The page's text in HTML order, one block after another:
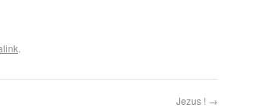
.
Jezus ! →